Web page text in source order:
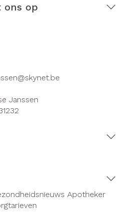
ons op
skynet.be
Janssen
Apotheker